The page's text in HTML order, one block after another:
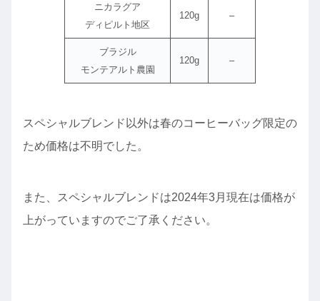
ニカラグア
ディピルト地区
120g –
ブラジル
モンテアルト農園
120g –
スペシャルブレンド以外は春のコーヒーバッグ限定の
ため価格は不明でした。
また、スペシャルブレンドは2024年3月現在は価格が
上がっていますのでご了承ください。